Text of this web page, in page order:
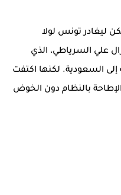
ليغادر تونس لولا
علي السرياطي، الذي
السعودية. لكنها اكتفت
بالنظام دون الخوض